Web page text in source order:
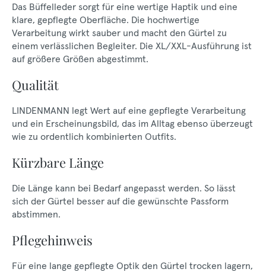
Das Büffelleder sorgt für eine wertige Haptik und eine
klare, gepflegte Oberfläche. Die hochwertige
Verarbeitung wirkt sauber und macht den Gürtel zu
einem verlässlichen Begleiter. Die XL/XXL-Ausführung ist
auf größere Größen abgestimmt.
Qualität
LINDENMANN legt Wert auf eine gepflegte Verarbeitung
und ein Erscheinungsbild, das im Alltag ebenso überzeugt
wie zu ordentlich kombinierten Outfits.
Kürzbare Länge
Die Länge kann bei Bedarf angepasst werden. So lässt
sich der Gürtel besser auf die gewünschte Passform
abstimmen.
Pflegehinweis
Für eine lange gepflegte Optik den Gürtel trocken lagern,